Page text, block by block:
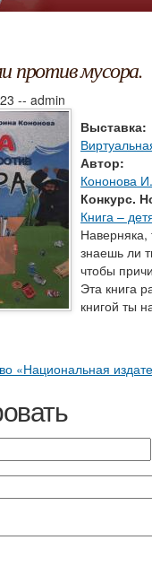
против мусора.
-- admin
Выставка:
Автор:
Кононова
Конкурс.
Книга –
знаешь ли
чтобы
Эта книга
книгой ты
«Национальная